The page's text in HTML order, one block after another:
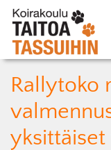
Rallytoko